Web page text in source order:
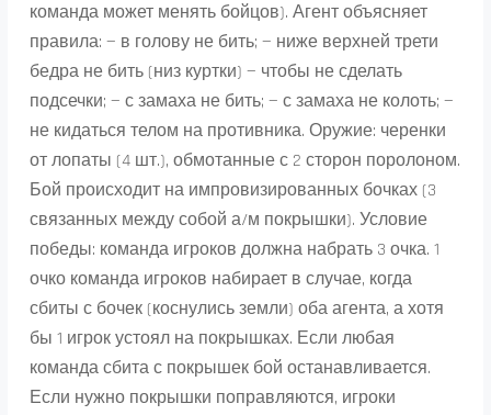
команда может менять бойцов). Агент объясняет
правила: — в голову не бить; — ниже верхней трети
бедра не бить (низ куртки) — чтобы не сделать
подсечки; — с замаха не бить; — с замаха не колоть; —
не кидаться телом на противника. Оружие: черенки
от лопаты (4 шт.), обмотанные с 2 сторон поролоном.
Бой происходит на импровизированных бочках (3
связанных между собой а/м покрышки). Условие
победы: команда игроков должна набрать 3 очка. 1
очко команда игроков набирает в случае, когда
сбиты с бочек (коснулись земли) оба агента, а хотя
бы 1 игрок устоял на покрышках. Если любая
команда сбита с покрышек бой останавливается.
Если нужно покрышки поправляются, игроки